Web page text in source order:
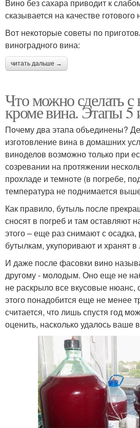
Вино без сахара приводит к
сказывается на качестве готового
Вот некоторые советы по
виноградного вина:
читать дальше →
Что можно сделать с
кроме вина. Этапы 5
Почему два этапа объединены?
изготовление вина в домашних
виноделов возможно только при
созревании на протяжении
прохладе и темноте (в погребе,
температура не поднимается
Как правило, бутыль после
сносят в погреб и там оставляют
этого – еще раз снимают с
бутылкам, укупоривают и хранят
И даже после фасовки вино
другому - молодым. Оно еще не
не раскрыло все вкусовые нюанс,
этого понадобится еще не менее
считается, что лишь спустя год
оценить, насколько удалось ваше